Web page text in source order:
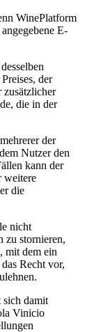
WinePlatform
E-
der
zusätzlicher
die in der
der
Nutzer den
kann der
weitere
die
nicht
zu stornieren,
mit dem ein
Recht vor,
damit
Vinicio